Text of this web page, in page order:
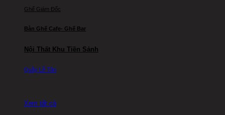
Ghế Giám Đốc
Bàn Ghế Cafe- Ghế Bar
Nội Thất Khu Tiền Sảnh
Quầy Lễ Tân
Xem tất cả